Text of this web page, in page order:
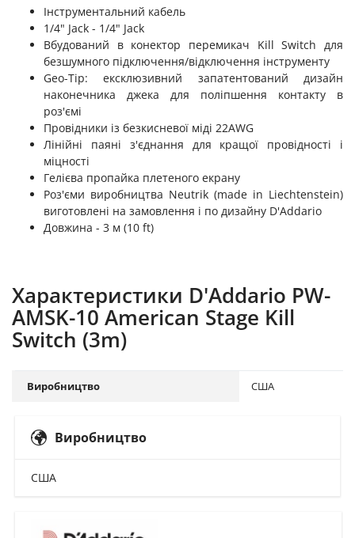
Інструментальний кабель
1/4" Jack - 1/4" Jack
Вбудований в конектор перемикач Kill Switch для
безшумного підключення/відключення інструменту
Geo-Tip: ексклюзивний запатентований дизайн
наконечника джека для поліпшення контакту в
роз'ємі
Провідники із безкисневої міді 22AWG
Лінійні паяні з'єднання для кращої провідності і
міцності
Гелієва пропайка плетеного екрану
Роз'єми виробництва Neutrik (made in Liechtenstein)
виготовлені на замовлення і по дизайну D'Addario
Довжина - 3 м (10 ft)
Характеристики D'Addario PW-
AMSK-10 American Stage Kill
Switch (3m)
Виробництво США
Виробництво
США